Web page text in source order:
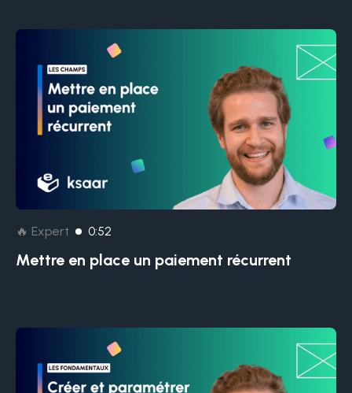
🔥 Expert 0:52
Mettre en place un paiement récurrent